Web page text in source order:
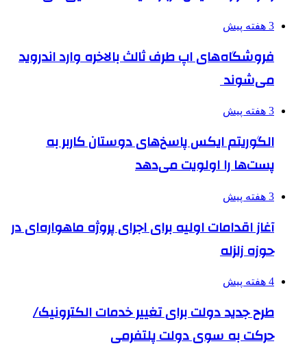
3 هفته پیش
فروشگاه‌های اپ طرف ثالث بالاخره وارد اندروید
می‌شوند
3 هفته پیش
الگوریتم ایکس پاسخ‌های دوستان کاربر به
پست‌ها را اولویت می‌دهد
3 هفته پیش
آغاز اقدامات اولیه برای اجرای پروژه ماهواره‌ای در
حوزه زلزله
4 هفته پیش
طرح جدید دولت برای تغییر خدمات الکترونیک/
حرکت به سوی دولت پلتفرمی